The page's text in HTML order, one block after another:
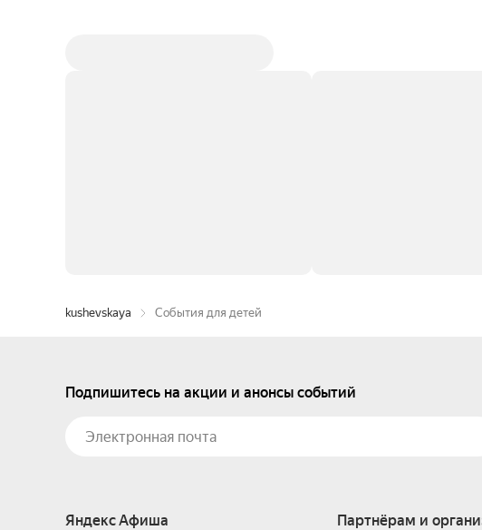
kushevskaya События для детей
Подпишитесь на акции и анонсы событий
Яндекс Афиша Партнёрам и